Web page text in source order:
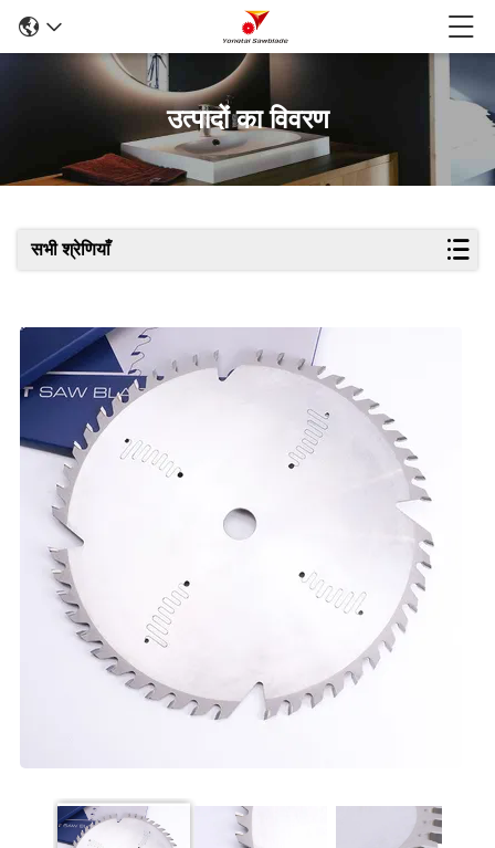
उत्पादों का विवरण
सभी श्रेणियाँ